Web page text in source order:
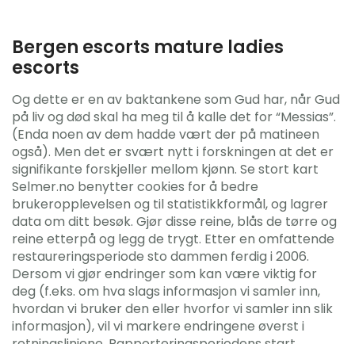
Bergen escorts mature ladies
escorts
Og dette er en av baktankene som Gud har, når Gud
på liv og død skal ha meg til å kalle det for “Messias”.
(Enda noen av dem hadde vært der på matineen
også). Men det er svært nytt i forskningen at det er
signifikante forskjeller mellom kjønn. Se stort kart
Selmer.no benytter cookies for å bedre
brukeropplevelsen og til statistikkformål, og lagrer
data om ditt besøk. Gjør disse reine, blås de tørre og
reine etterpå og legg de trygt. Etter en omfattende
restaureringsperiode sto dammen ferdig i 2006.
Dersom vi gjør endringer som kan være viktig for
deg (f.eks. om hva slags informasjon vi samler inn,
hvordan vi bruker den eller hvorfor vi samler inn slik
informasjon), vil vi markere endringene øverst i